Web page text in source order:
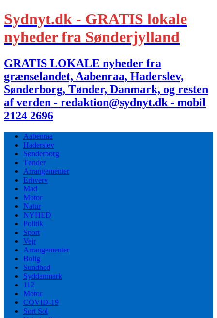
Sydnyt.dk - GRATIS lokale
nyheder fra Sønderjylland
GRATIS LOKALE nyheder fra
grænselandet, Aabenraa, Haderslev,
Sønderborg, Tønder, Danmark, og resten
af verden - redaktion@sydnyt.dk - mobil
2124 2696
Aabenraa
Haderslev
Sønderborg
Tønder
Arrangementer
Erhverv
Mad
Motor
Natur
NYHED
Politik
Sport
Vejr
Arrangementer
Bolig
Sundhed
Syddanmark
112
Motor
COVID-19
Sort Sol